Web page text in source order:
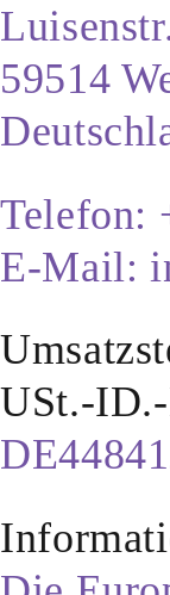
59514
Telefon:
E-Mail:
USt.-